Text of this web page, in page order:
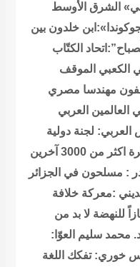
الشرق الأوسط
خلدون بين
الكتّاب
الكعبي الموقف
مهندسا مصري
العربي
العربي: لجنة دولية
تؤكد مقتل 300 استاذ جامعي وهجرة اكثر من 3000 آخرين
: مسلحون في الجزائر
:معركة خلافة
للنهضة لا بد من
محمد سليم العوّا:
خوري: تفكك اللغة